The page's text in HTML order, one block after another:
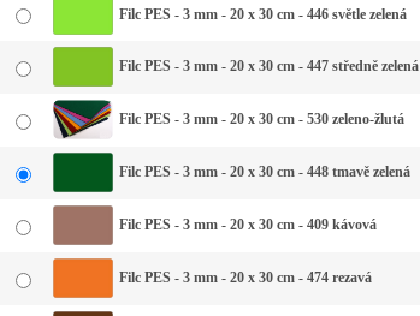
Filc PES - 3 mm - 20 x 30 cm - 446 světle zelená
Filc PES - 3 mm - 20 x 30 cm - 447 středně zelená
Filc PES - 3 mm - 20 x 30 cm - 530 zeleno-žlutá
Filc PES - 3 mm - 20 x 30 cm - 448 tmavě zelená
Filc PES - 3 mm - 20 x 30 cm - 409 kávová
Filc PES - 3 mm - 20 x 30 cm - 474 rezavá